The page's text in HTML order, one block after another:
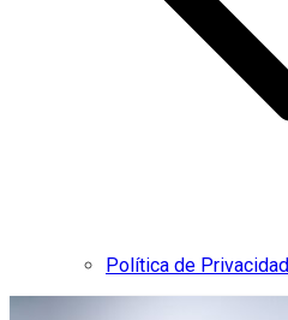
Política de Privacidad